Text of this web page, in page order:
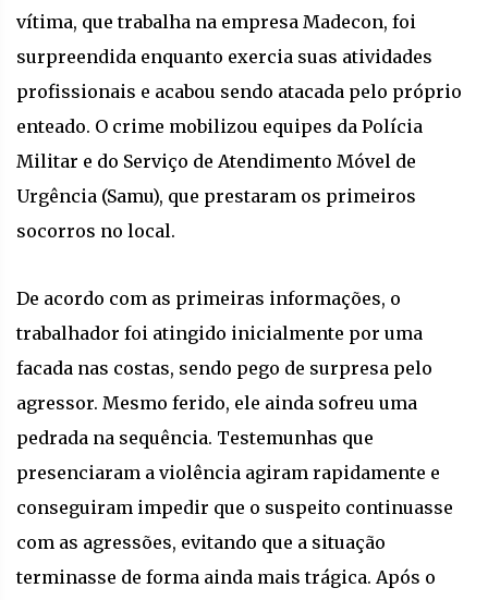
vítima, que trabalha na empresa Madecon, foi
surpreendida enquanto exercia suas atividades
profissionais e acabou sendo atacada pelo próprio
enteado. O crime mobilizou equipes da Polícia
Militar e do Serviço de Atendimento Móvel de
Urgência (Samu), que prestaram os primeiros
socorros no local.
De acordo com as primeiras informações, o
trabalhador foi atingido inicialmente por uma
facada nas costas, sendo pego de surpresa pelo
agressor. Mesmo ferido, ele ainda sofreu uma
pedrada na sequência. Testemunhas que
presenciaram a violência agiram rapidamente e
conseguiram impedir que o suspeito continuasse
com as agressões, evitando que a situação
terminasse de forma ainda mais trágica. Após o